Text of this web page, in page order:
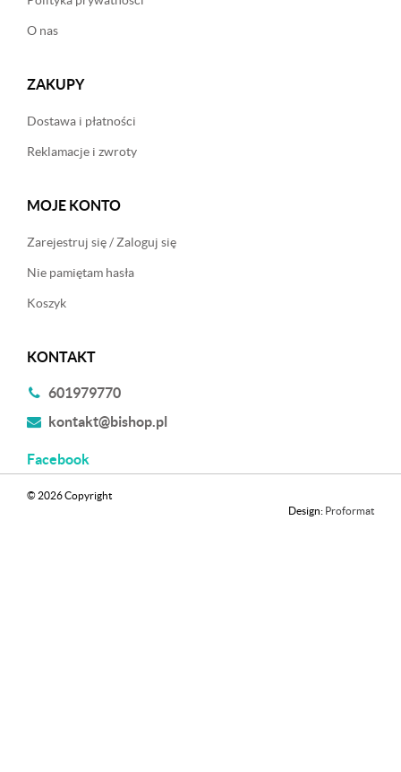
O nas
ZAKUPY
Dostawa i płatności
Reklamacje i zwroty
MOJE KONTO
Zarejestruj się / Zaloguj się
Nie pamiętam hasła
Koszyk
KONTAKT
601979770
kontakt@bishop.pl
Facebook
© 2026 Copyright
Design: Proformat